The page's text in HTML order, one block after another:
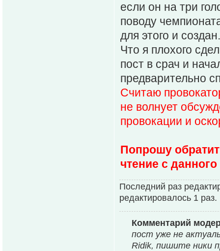
если он на три
поводу
для этого и создан.
Что я плохого
пост в срач и
предварительно
Считаю
не волнует
провокации и
Попрошу
чтение с данного
Последний раз
редактировалось 1 раз.
Комментарий
пост уже не
Ridik, пишите ники